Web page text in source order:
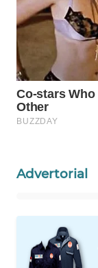
Advertorial
NET
WAHANA
SPORT
WAHANA
UMKM
WAHANA
OTOMOTIF